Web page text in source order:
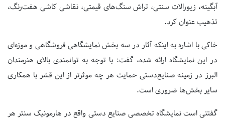
آبگینه، زیورالات سنتی، تراش سنگ‌های قیمتی، نقاشی کاشی هفت‌رنگ،
تذهیب عنوان کرد.
خاکی با اشاره به اینکه آثار در سه بخش نمایشگاهی فروشگاهی و موزه‌ای
در این نمایشگاه ارائه شده، گفت: با توجه به توانمندی بالای هنرمندان
البرز در زمینه صنایع‌دستی حمایت هر چه موثرتر از این قشر با همکاری
سایر بخش‌ها ضروری است.
گفتنی است نمایشگاه تخصصی صنایع دستی واقع در هارمونیک سنتر هر